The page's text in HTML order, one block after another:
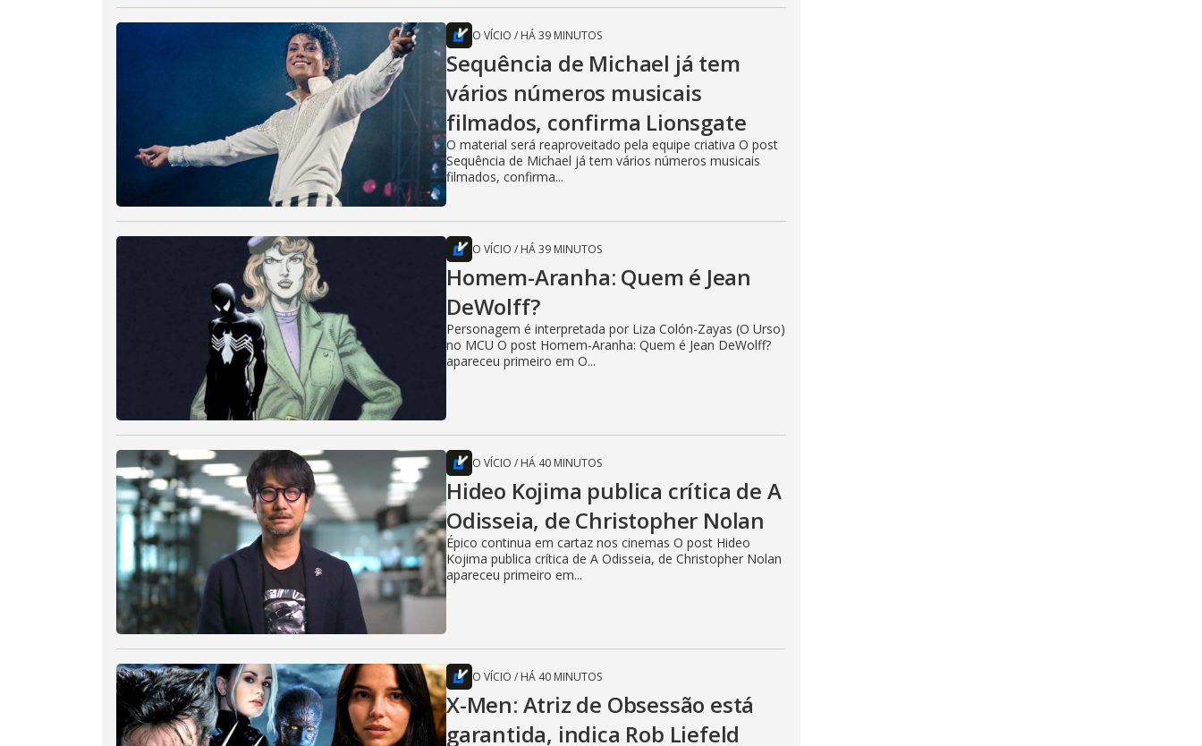
O VÍCIO / HÁ 39 MINUTOS
Sequência de Michael já tem
vários números musicais
filmados, confirma Lionsgate
O material será reaproveitado pela equipe criativa O post
Sequência de Michael já tem vários números musicais
filmados, confirma...
O VÍCIO / HÁ 39 MINUTOS
Homem-Aranha: Quem é Jean
DeWolff?
Personagem é interpretada por Liza Colón-Zayas (O Urso)
no MCU O post Homem-Aranha: Quem é Jean DeWolff?
apareceu primeiro em O...
O VÍCIO / HÁ 40 MINUTOS
Hideo Kojima publica crítica de A
Odisseia, de Christopher Nolan
Épico continua em cartaz nos cinemas O post Hideo
Kojima publica crítica de A Odisseia, de Christopher Nolan
apareceu primeiro em...
O VÍCIO / HÁ 40 MINUTOS
X-Men: Atriz de Obsessão está
garantida, indica Rob Liefeld